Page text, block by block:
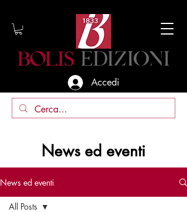
Accedi
News ed eventi
News ed eventi
All Posts